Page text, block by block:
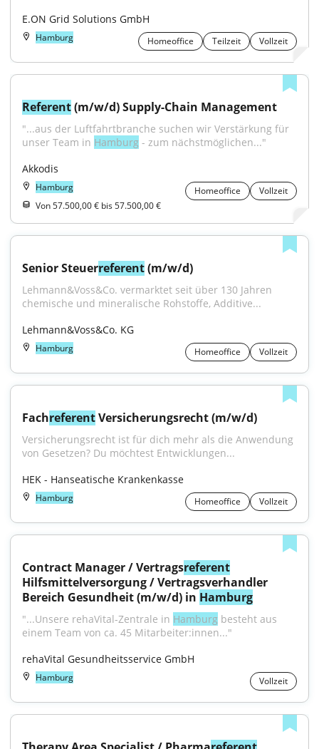
E.ON Grid Solutions GmbH
Hamburg Homeoffice Teilzeit Vollzeit
Referent (m/w/d) Supply-Chain Management
"...aus der Luftfahrtbranche suchen wir Verstärkung für
unser Team in Hamburg - zum nächstmöglichen..."
Akkodis
Hamburg Homeoffice
Vollzeit
Von 57.500,00 € bis 57.500,00 €
Senior Steuerreferent (m/w/d)
Lehmann&Voss&Co. vermarktet seit über 130 Jahren
chemische und mineralische Rohstoffe, Additive...
Lehmann&Voss&Co. KG
Hamburg Homeoffice Vollzeit
Fachreferent Versicherungsrecht (m/w/d)
Versicherungsrecht ist für dich mehr als die Anwendung
von Gesetzen? Du möchtest Entwicklungen...
HEK - Hanseatische Krankenkasse
Hamburg Homeoffice Vollzeit
Contract Manager / Vertragsreferent
Hilfsmittelversorgung / Vertragsverhandler
Bereich Gesundheit (m/w/d) in Hamburg
"...Unsere rehaVital-Zentrale in Hamburg besteht aus
einem Team von ca. 45 Mitarbeiter:innen..."
rehaVital Gesundheitsservice GmbH
Hamburg Vollzeit